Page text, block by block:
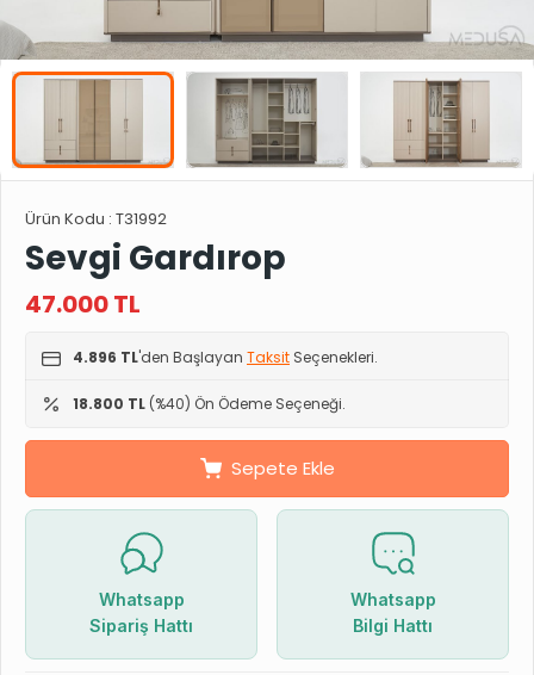
Ürün Kodu : T31992
Sevgi Gardırop
47.000TL
4.896 TL'den Başlayan Taksit Seçenekleri.
18.800 TL (%40) Ön Ödeme Seçeneği.
Sepete Ekle
Whatsapp
Sipariş Hattı
Whatsapp
Bilgi Hattı